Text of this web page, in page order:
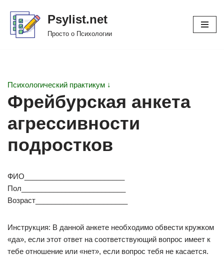
Перейти
Psylist.net
Просто о Психологии
Психологический практикум ↓
Фрейбурская анкета
агрессивности
подростков
ФИО_________________________
Пол__________________________
Возраст_______________________
Инструкция: В данной анкете необходимо обвести кружком
«да», если этот ответ на соответствующий вопрос имеет к
тебе отношение или «нет», если вопрос тебя не касается.